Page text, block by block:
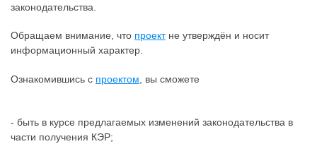
законодательства.
Обращаем внимание, что проектне утверждён и носит
информационный характер.
Ознакомившись с проектом , вы сможете
- быть в курсе предлагаемых изменений законодательства в
части получения КЭР;